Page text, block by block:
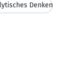
Denken